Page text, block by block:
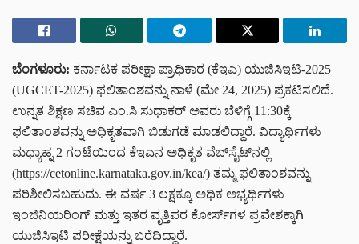
ಬೆಂಗಳೂರು: ಕರ್ನಾಟಕ ಪರೀಕ್ಷಾ ಪ್ರಾಧಿಕಾರ (ಕೆಇಎ) ಯುಜಿಸಿಇಟಿ-2025
(UGCET-2025) ಫಲಿತಾಂಶವನ್ನು ನಾಳೆ (ಮೇ 24, 2025) ಪ್ರಕಟಿಸಲಿದೆ.
ಉನ್ನತ ಶಿಕ್ಷಣ ಸಚಿವ ಎಂ.ಸಿ ಸುಧಾಕರ್ ಅವರು ಬೆಳಿಗ್ಗೆ 11:30ಕ್ಕೆ
ಫಲಿತಾಂಶವನ್ನು ಅಧಿಕೃತವಾಗಿ ಬಿಡುಗಡೆ ಮಾಡಲಿದ್ದಾರೆ. ವಿದ್ಯಾರ್ಥಿಗಳು
ಮಧ್ಯಾಹ್ನ 2 ಗಂಟೆಯಿಂದ ಕೆಇಎನ ಅಧಿಕೃತ ವೆಬ್‌ಸೈಟ್‌ನಲ್ಲಿ
(https://cetonline.karnataka.gov.in/kea/) ತಮ್ಮ ಫಲಿತಾಂಶವನ್ನು
ಪರಿಶೀಲಿಸಬಹುದು. ಈ ವರ್ಷ 3 ಲಕ್ಷಕ್ಕೂ ಅಧಿಕ ಅಭ್ಯರ್ಥಿಗಳು
ಇಂಜಿನಿಯರಿಂಗ್ ಮತ್ತು ಇತರ ವೃತ್ತಿಪರ ಕೋರ್ಸ್‌ಗಳ ಪ್ರವೇಶಕ್ಕಾಗಿ
ಯುಜಿಸಿಇಟಿ ಪರೀಕ್ಷೆಯನ್ನು ಬರೆದಿದ್ದಾರೆ.